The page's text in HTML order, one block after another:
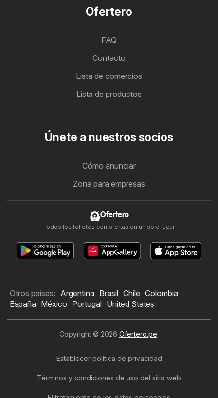
Ofertero
FAQ
Contacto
Lista de comercios
Lista de productos
Únete a nuestros socios
Cómo anunciar
Zona para empresas
Ofertero
Todos los folletos con ofertas en un solo lugar
Otros países: Argentina Brasil Chile Colombia
España México Portugal United States
Copyright © 2026 Ofertero.pe.
Establecer política de privacidad
Términos y condiciones de uso del sitio web